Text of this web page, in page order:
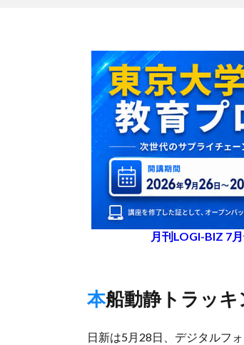
月刊LOGI-BIZ 7
本船動静トラッ
日新は5月28日、デジタルフ